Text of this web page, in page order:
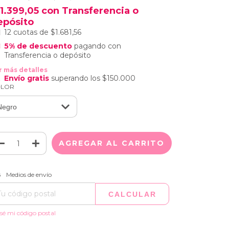
con Transferencia o
12 cuotas de $1.681,56
5% de descuentopagando con
Transferencia o depósito
más detalles
Envío gratis superando los $150.000
para el CP:
Medios de envío
CALCULAR
mi código postal